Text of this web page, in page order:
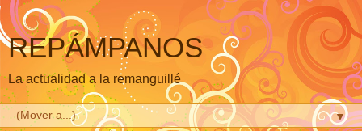
REPÁMPANOS
La actualidad a la remanguillé
▼